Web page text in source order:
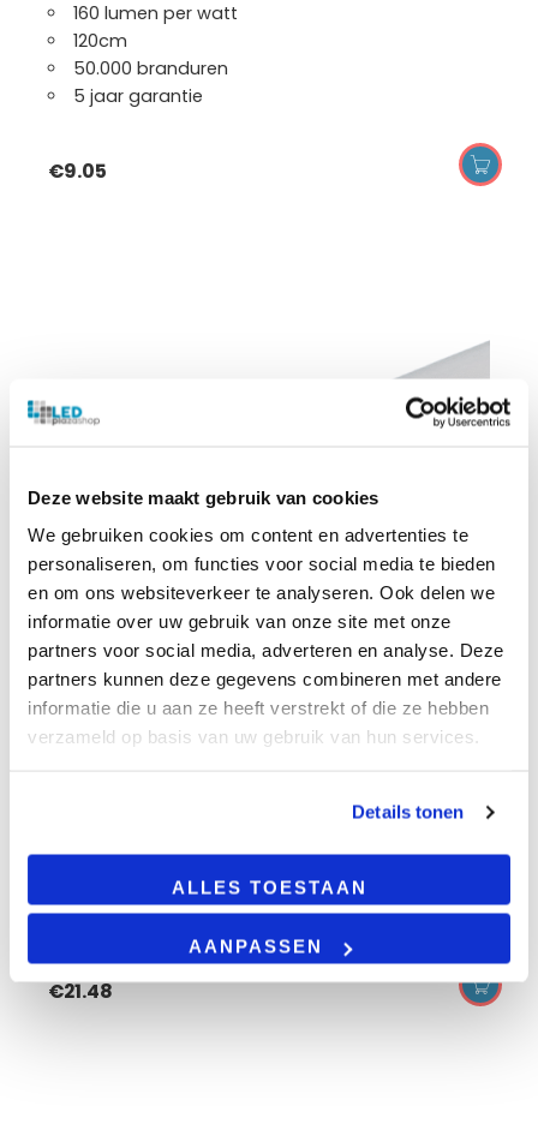
Deze website maakt gebruik van cookies
We gebruiken cookies om content en advertenties te
personaliseren, om functies voor social media te bieden
en om ons websiteverkeer te analyseren. Ook delen we
informatie over uw gebruik van onze site met onze
partners voor social media, adverteren en analyse. Deze
partners kunnen deze gegevens combineren met andere
informatie die u aan ze heeft verstrekt of die ze hebben
verzameld op basis van uw gebruik van hun services.
Details tonen
ALLES TOESTAAN
AANPASSEN
160 lumen per watt
120cm
50.000 branduren
5 jaar garantie
€9.05
150cm
50.000 branduren
5 jaar garantie
€21.48